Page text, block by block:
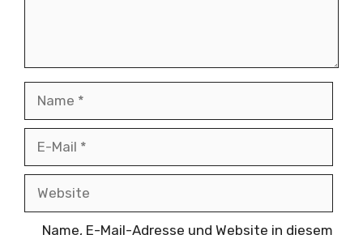
Name, E-Mail-Adresse und Website in diesem